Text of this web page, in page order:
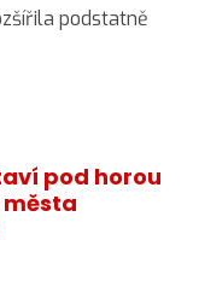
podstatně
pod horou